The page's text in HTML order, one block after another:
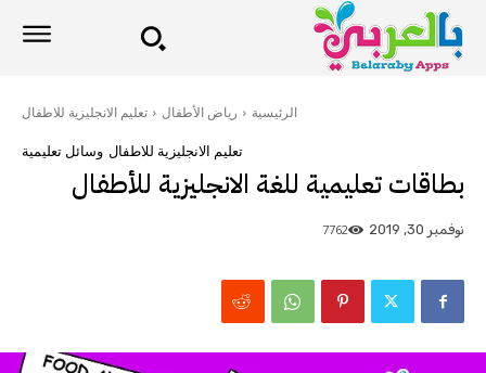
الرئيسية رياض الأطفال تعليم الانجليزية للاطفال
تعليم الانجليزية للاطفال وسائل تعليمية
بطاقات تعليمية للغة الانجليزية للأطفال
نوفمبر 30, 2019 7762